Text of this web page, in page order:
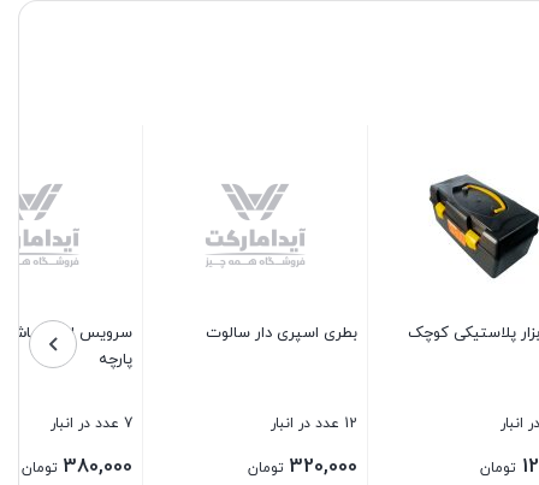
سرویس ادویه پاش البا کروم 7
تومان
3 عدد در انبار